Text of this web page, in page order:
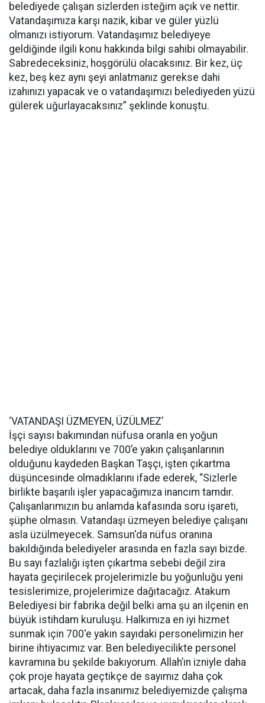
belediyede çalışan sizlerden isteğim açık ve nettir.
Vatandaşımıza karşı nazik, kibar ve güler yüzlü
olmanızı istiyorum. Vatandaşımız belediyeye
geldiğinde ilgili konu hakkında bilgi sahibi olmayabilir.
Sabredeceksiniz, hoşgörülü olacaksınız. Bir kez, üç
kez, beş kez aynı şeyi anlatmanız gerekse dahi
izahınızı yapacak ve o vatandaşımızı belediyeden yüzü
gülerek uğurlayacaksınız” şeklinde konuştu.
‘VATANDAŞI ÜZMEYEN, ÜZÜLMEZ’
İşçi sayısı bakımından nüfusa oranla en yoğun
belediye olduklarını ve 700’e yakın çalışanlarının
olduğunu kaydeden Başkan Taşçı, işten çıkartma
düşüncesinde olmadıklarını ifade ederek, “Sizlerle
birlikte başarılı işler yapacağımıza inancım tamdır.
Çalışanlarımızın bu anlamda kafasında soru işareti,
şüphe olmasın. Vatandaşı üzmeyen belediye çalışanı
asla üzülmeyecek. Samsun'da nüfus oranına
bakıldığında belediyeler arasında en fazla sayı bizde.
Bu sayı fazlalığı işten çıkartma sebebi değil zira
hayata geçirilecek projelerimizle bu yoğunluğu yeni
tesislerimize, projelerimize dağıtacağız. Atakum
Belediyesi bir fabrika değil belki ama şu an ilçenin en
büyük istihdam kuruluşu. Halkımıza en iyi hizmet
sunmak için 700'e yakın sayıdaki personelimizin her
birine ihtiyacımız var. Ben belediyecilikte personel
kavramına bu şekilde bakıyorum. Allah’ın izniyle daha
çok proje hayata geçtikçe de sayımız daha çok
artacak, daha fazla insanımız belediyemizde çalışma